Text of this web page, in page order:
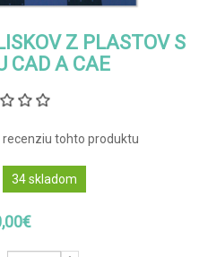
Z PLASTOV S
CAD A CAE
recenziu tohto produktu
34 skladom